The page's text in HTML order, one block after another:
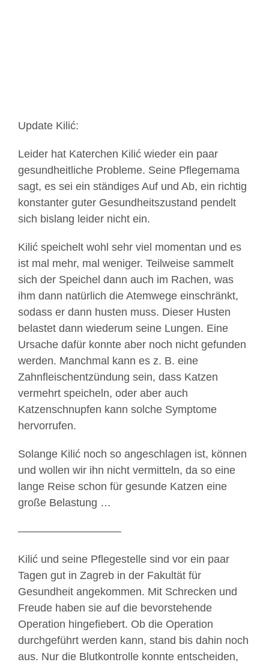
Update Kilić:
Leider hat Katerchen Kilić wieder ein paar
gesundheitliche Probleme. Seine Pflegemama
sagt, es sei ein ständiges Auf und Ab, ein richtig
konstanter guter Gesundheitszustand pendelt
sich bislang leider nicht ein.
Kilić speichelt wohl sehr viel momentan und es
ist mal mehr, mal weniger. Teilweise sammelt
sich der Speichel dann auch im Rachen, was
ihm dann natürlich die Atemwege einschränkt,
sodass er dann husten muss. Dieser Husten
belastet dann wiederum seine Lungen. Eine
Ursache dafür konnte aber noch nicht gefunden
werden. Manchmal kann es z. B. eine
Zahnfleischentzündung sein, dass Katzen
vermehrt speicheln, oder aber auch
Katzenschnupfen kann solche Symptome
hervorrufen.
Solange Kilić noch so angeschlagen ist, können
und wollen wir ihn nicht vermitteln, da so eine
lange Reise schon für gesunde Katzen eine
große Belastung …
—————————–
Kilić und seine Pflegestelle sind vor ein paar
Tagen gut in Zagreb in der Fakultät für
Gesundheit angekommen. Mit Schrecken und
Freude haben sie auf die bevorstehende
Operation hingefiebert. Ob die Operation
durchgeführt werden kann, stand bis dahin noch
aus. Nur die Blutkontrolle konnte entscheiden,